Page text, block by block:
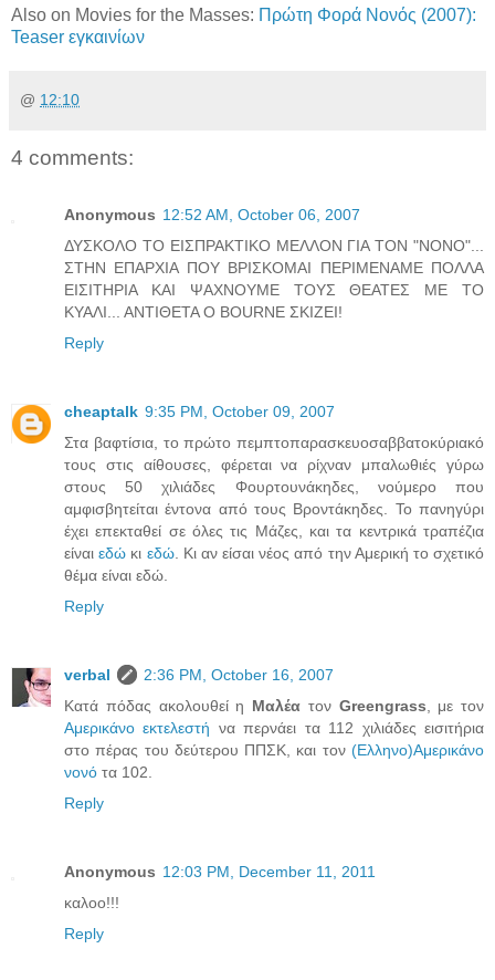
Also on Movies for the Masses: Πρώτη Φορά Νονός (2007):
Teaser εγκαινίων
@ 12:10
4 comments:
Anonymous 12:52 AM, October 06, 2007
ΔΥΣΚΟΛΟ ΤΟ ΕΙΣΠΡΑΚΤΙΚΟ ΜΕΛΛΟΝ ΓΙΑ ΤΟΝ "ΝΟΝΟ"...
ΣΤΗΝ ΕΠΑΡΧΙΑ ΠΟΥ ΒΡΙΣΚΟΜΑΙ ΠΕΡΙΜΕΝΑΜΕ ΠΟΛΛΑ
ΕΙΣΙΤΗΡΙΑ ΚΑΙ ΨΑΧΝΟΥΜΕ ΤΟΥΣ ΘΕΑΤΕΣ ΜΕ ΤΟ
ΚΥΑΛΙ... ΑΝΤΙΘΕΤΑ Ο BOURNE ΣΚΙΖΕΙ!
Reply
cheaptalk 9:35 PM, October 09, 2007
Στα βαφτίσια, το πρώτο πεμπτοπαρασκευοσαββατοκύριακό
τους στις αίθουσες, φέρεται να ρίχναν μπαλωθιές γύρω
στους 50 χιλιάδες Φουρτουνάκηδες, νούμερο που
αμφισβητείται έντονα από τους Βροντάκηδες. Το πανηγύρι
έχει επεκταθεί σε όλες τις Μάζες, και τα κεντρικά τραπέζια
είναιεδώ κι εδώ. Κι αν είσαι νέος από την Αμερική το σχετικό
θέμα είναι εδώ.
Reply
verbal
2:36 PM, October 16, 2007
Κατά πόδας ακολουθεί η Μαλέα τον Greengrass , με τον
Αμερικάνο εκτελεστή να περνάει τα 112 χιλιάδες εισιτήρια
στο πέρας του δεύτερου ΠΠΣΚ, και τον (Ελληνο)Αμερικάνο
νονό τα 102.
Reply
Anonymous 12:03 PM, December 11, 2011
καλοο!!!
Reply